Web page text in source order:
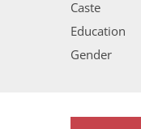
Caste
Education
Gender